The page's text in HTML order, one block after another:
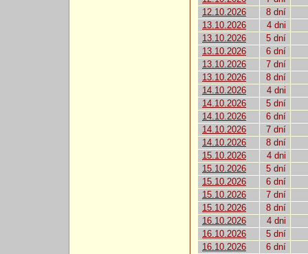
12.10.2026
8 dní
13.10.2026
4 dni
13.10.2026
5 dní
13.10.2026
6 dní
13.10.2026
7 dní
13.10.2026
8 dní
14.10.2026
4 dni
14.10.2026
5 dní
14.10.2026
6 dní
14.10.2026
7 dní
14.10.2026
8 dní
15.10.2026
4 dni
15.10.2026
5 dní
15.10.2026
6 dní
15.10.2026
7 dní
15.10.2026
8 dní
16.10.2026
4 dni
16.10.2026
5 dní
16.10.2026
6 dní